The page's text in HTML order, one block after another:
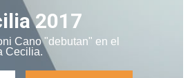
2017
Cano "debutan" en el
Cecilia.